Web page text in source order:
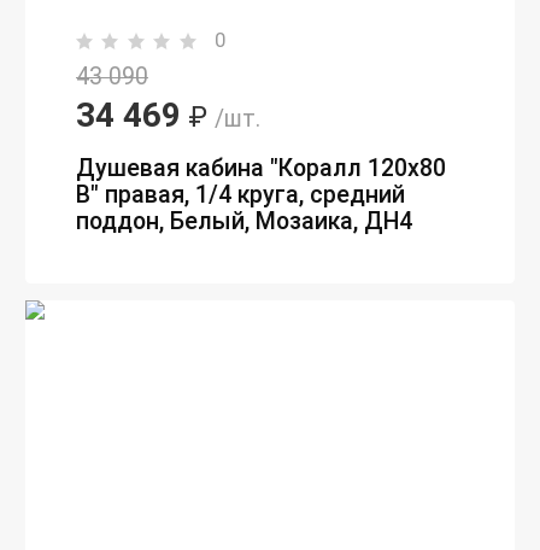
0
43 090
34 469 ₽ /шт.
Душевая кабина "Коралл 120х80
В" правая, 1/4 круга, средний
поддон, Белый, Мозаика, ДН4